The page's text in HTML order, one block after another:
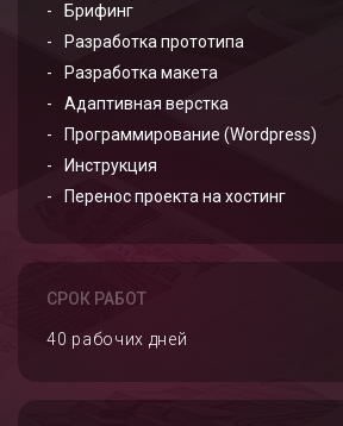
Брифинг
Разработка прототипа
Разработка макета
Адаптивная верстка
Программирование (Wordpress)
Инструкция
Перенос проекта на хостинг
СРОК РАБОТ
40 рабочих дней